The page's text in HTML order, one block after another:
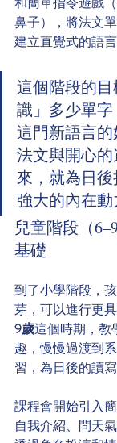
鼻子），將法文
建立直覺式的語言
這個階段的
識」多少單
這門新語言
法文與開心
來，就為日
強大的內在動
兒童階段（
基礎
到了小學階段，
芽，可以進行更
9歲這個時期，教
趣，慢慢過渡到
習，為日後的讀
課程會開始引入
自我介紹、問天